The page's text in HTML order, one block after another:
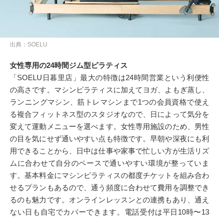
出典：SOELU
女性専用の24時間ジム型ピラティス
「SOELU日暮里店」最大の特徴は24時間営業という利便性
の高さです。マシンピラティスに加えてヨガ、よもぎ蒸し、
ランニングマシン、筋トレマシンまで1つの会員資格で使え
る複合フィットネス型のスタジオなので、日によって気分を
変えて運動メニューを選べます。女性専用施設のため、男性
の目を気にせず通いやすい点も特徴です。早朝や深夜にも利
用できることから、日中は仕事や家事で忙しい方が生活リズ
ムに合わせて自分のペースで通いやすい環境が整っていま
す。基本料金にマシンピラティスの都度チケットを組み合わ
せるプランもあるので、通う頻度に合わせて費用を調整でき
るのも魅力です。オンラインレッスンとの連携もあり、通え
ない日も自宅でカバーできます。電話受付は平日10時〜13